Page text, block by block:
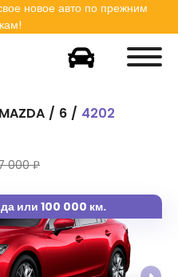
новое авто по прежним
MAZDA 6 4202
или 100 000 км.
000 ₽